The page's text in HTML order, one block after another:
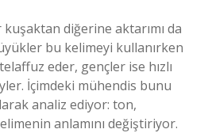
kuşaktan diğerine aktarımı da
bu kelimeyi kullanırken
eder, gençler ise hızlı
İçimdeki mühendis bunu
analiz ediyor: ton,
anlamını değiştiriyor.